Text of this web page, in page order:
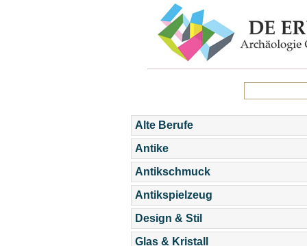
Alte Berufe
Antike
Antikschmuck
Antikspielzeug
Design & Stil
Glas & Kristall